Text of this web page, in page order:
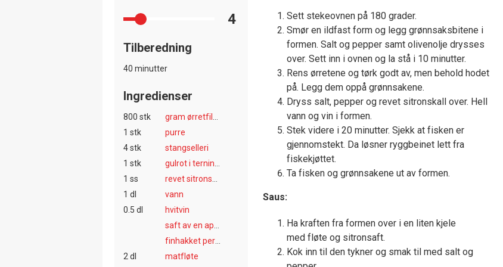
4
Tilberedning
40 minutter
Ingredienser
800 stk
1 stk
purre
4 stk
stangselleri
1 stk
1 ss
1 dl
vann
0.5 dl
hvitvin
2 dl
matfløte
Sett stekeovnen på 180 grader.
Smør en ildfast form og legg grønnsaksbitene i
formen. Salt og pepper samt olivenolje drysses
over. Sett inn i ovnen og la stå i 10 minutter.
Rens ørretene og tørk godt av, men behold hodet
på. Legg dem oppå grønnsakene.
Dryss salt, pepper og revet sitronskall over. Hell
vann og vin i formen.
Stek videre i 20 minutter. Sjekk at fisken er
gjennomstekt. Da løsner ryggbeinet lett fra
fiskekjøttet.
Ta fisken og grønnsakene ut av formen.
Saus:
Ha kraften fra formen over i en liten kjele
med fløte og sitronsaft.
Kok inn til den tykner og smak til med salt og